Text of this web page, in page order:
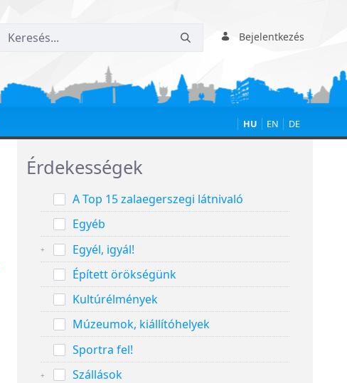
Bejelentkezés
HU EN DE
Érdekességek
A Top 15 zalaegerszegi látnivaló
Egyéb
Egyél, igyál!
Épített örökségünk
Kultúrélmények
Múzeumok, kiállítóhelyek
Sportra fel!
Szállások